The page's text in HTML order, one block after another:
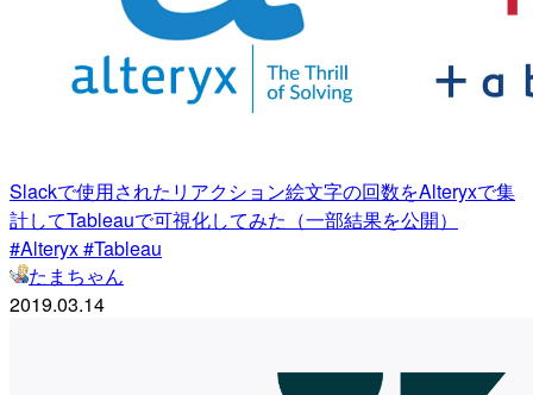
Slackで使用されたリアクション絵文字の回数をAlteryxで集
計してTableauで可視化してみた（一部結果を公開）
#Alteryx #Tableau
たまちゃん
2019.03.14